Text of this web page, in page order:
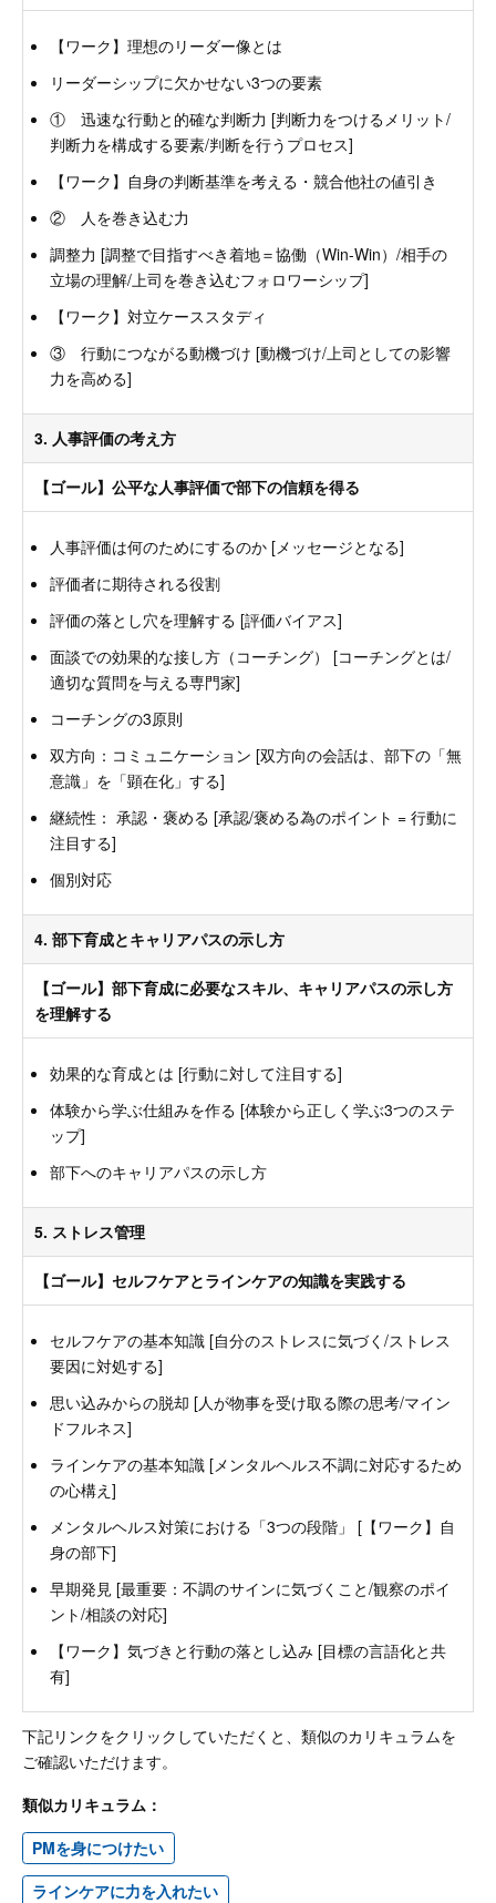
【ワーク】理想のリーダー像とは
リーダーシップに欠かせない3つの要素
① 迅速な行動と的確な判断力 [判断力をつけるメリット/
判断力を構成する要素/判断を行うプロセス]
【ワーク】自身の判断基準を考える・競合他社の値引き
② 人を巻き込む力
調整力 [調整で目指すべき着地＝協働（Win-Win）/相手の
立場の理解/上司を巻き込むフォロワーシップ]
【ワーク】対立ケーススタディ
③ 行動につながる動機づけ [動機づけ/上司としての影響
力を高める]
3. 人事評価の考え方
【ゴール】公平な人事評価で部下の信頼を得る
人事評価は何のためにするのか [メッセージとなる]
評価者に期待される役割
評価の落とし穴を理解する [評価バイアス]
面談での効果的な接し方（コーチング） [コーチングとは/
適切な質問を与える専門家]
コーチングの3原則
双方向：コミュニケーション [双方向の会話は、部下の「無
意識」を「顕在化」する]
継続性： 承認・褒める [承認/褒める為のポイント = 行動に
注目する]
個別対応
4. 部下育成とキャリアパスの示し方
【ゴール】部下育成に必要なスキル、キャリアパスの示し方
を理解する
効果的な育成とは [行動に対して注目する]
体験から学ぶ仕組みを作る [体験から正しく学ぶ3つのステ
ップ]
部下へのキャリアパスの示し方
5. ストレス管理
【ゴール】セルフケアとラインケアの知識を実践する
セルフケアの基本知識 [自分のストレスに気づく/ストレス
要因に対処する]
思い込みからの脱却 [人が物事を受け取る際の思考/マイン
ドフルネス]
ラインケアの基本知識 [メンタルヘルス不調に対応するため
の心構え]
メンタルヘルス対策における「3つの段階」 [【ワーク】自
身の部下]
早期発見 [最重要：不調のサインに気づくこと/観察のポイ
ント/相談の対応]
【ワーク】気づきと行動の落とし込み [目標の言語化と共
有]
下記リンクをクリックしていただくと、類似のカリキュラムを
ご確認いただけます。
類似カリキュラム：
PMを身につけたい
ラインケアに力を入れたい